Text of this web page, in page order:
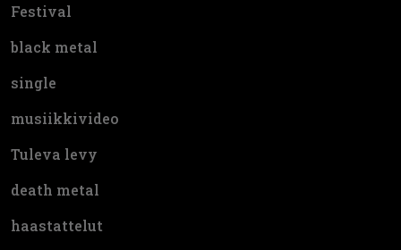
Festival
black metal
single
musiikkivideo
Tuleva levy
death metal
haastattelut